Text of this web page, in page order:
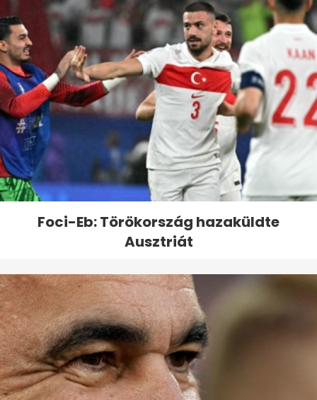
Foci-Eb: Törökország hazaküldte
Ausztriát